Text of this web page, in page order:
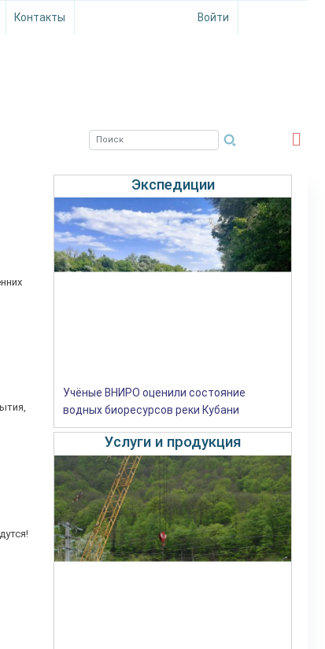
Контакты Войти
Экспедиции
Учёные ВНИРО оценили состояние
водных биоресурсов реки Кубани
Услуги и продукция